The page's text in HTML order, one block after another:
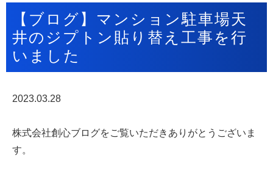
【ブログ】マンション駐車場天
井のジプトン貼り替え工事を行
いました
2023.03.28
株式会社創心ブログをご覧いただきありがとうございま
す。